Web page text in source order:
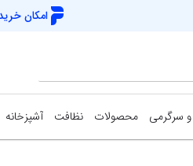
امکان
و سرگرمی محصولات نظافت آشپزخانه